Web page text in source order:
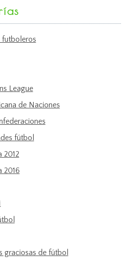
futboleros
League
de Naciones
fútbol
2012
2016
graciosas de fútbol